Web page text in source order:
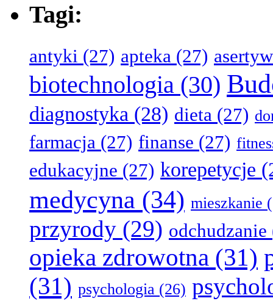
Tagi:
antyki (27) apteka (27)
biotechnologia (30)
diagnostyka (28) dieta (27)
farmacja (27) finanse (27)
edukacyjne (27) korepetycje
medycyna (34) mieszkanie
przyrody (29) odchudzanie
opieka zdrowotna (31)
(31) psychologia (26)